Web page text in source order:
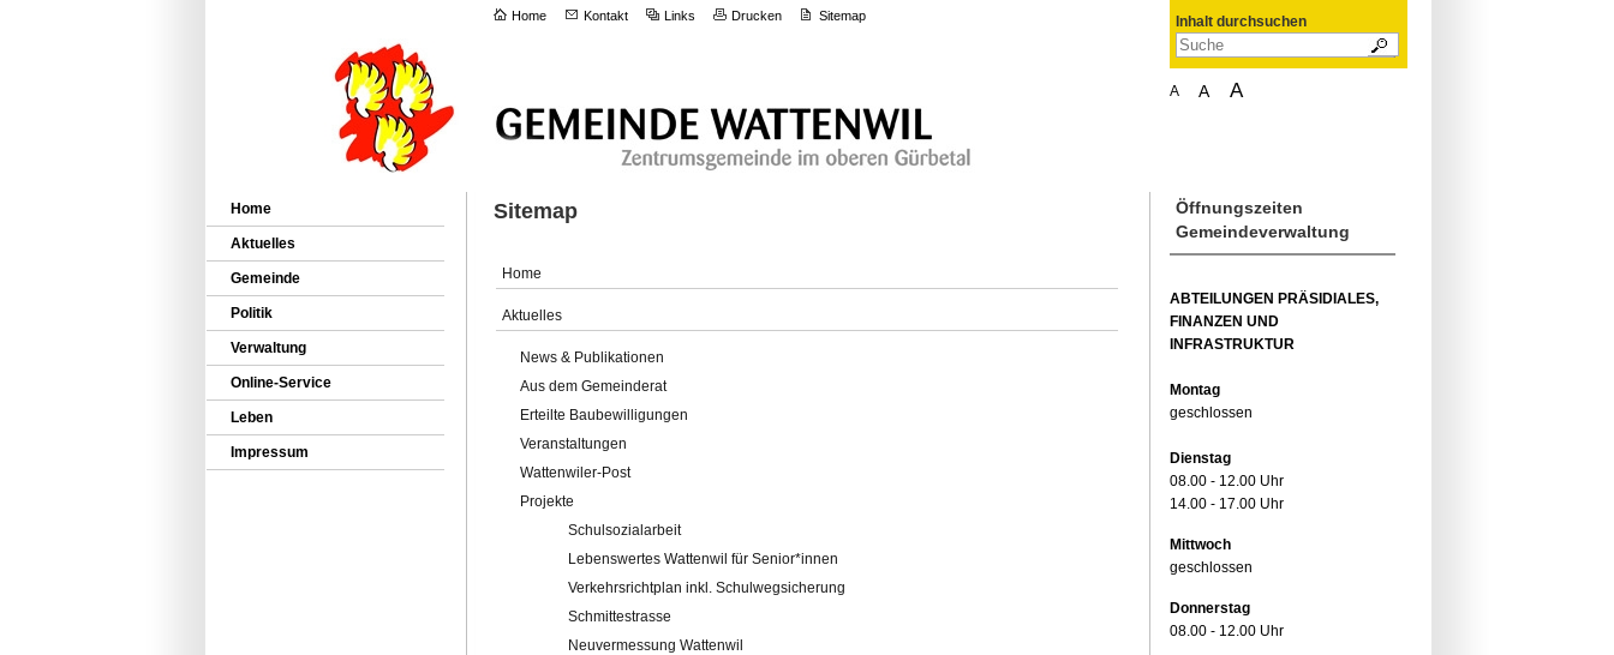
Home Kontakt Links Drucken Sitemap Inhalt durchsuchen
A A A
Home
Aktuelles
Gemeinde
Politik
Verwaltung
Online-Service
Leben
Impressum
Sitemap
Home
Aktuelles
News & Publikationen
Aus dem Gemeinderat
Erteilte Baubewilligungen
Veranstaltungen
Wattenwiler-Post
Projekte
Schulsozialarbeit
Lebenswertes Wattenwil für Senior*innen
Verkehrsrichtplan inkl. Schulwegsicherung
Schmittestrasse
Neuvermessung Wattenwil
Öffnungszeiten
Gemeindeverwaltung
ABTEILUNGEN PRÄSIDIALES,
FINANZEN UND
INFRASTRUKTUR
Montag
geschlossen
Dienstag
08.00 - 12.00 Uhr
14.00 - 17.00 Uhr
Mittwoch
geschlossen
Donnerstag
08.00 - 12.00 Uhr